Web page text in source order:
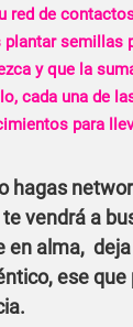
red de
semillas
y que la
cada una de
para
hagas
vendrá a
en alma,
ese